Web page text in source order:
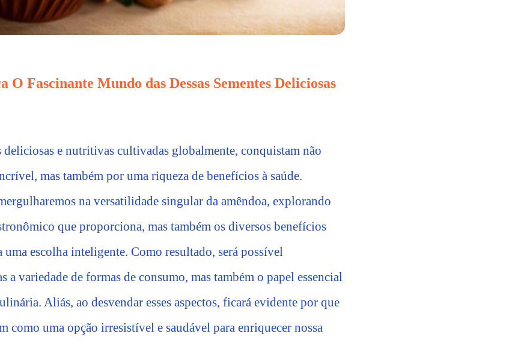
O Fascinante Mundo das Dessas Sementes Deliciosas
deliciosas e nutritivas cultivadas globalmente, conquistam não
mas também por uma riqueza de benefícios à saúde.
na versatilidade singular da amêndoa, explorando
que proporciona, mas também os diversos benefícios
escolha inteligente. Como resultado, será possível
a variedade de formas de consumo, mas também o papel essencial
Aliás, ao desvendar esses aspectos, ficará evidente por que
como uma opção irresistível e saudável para enriquecer nossa